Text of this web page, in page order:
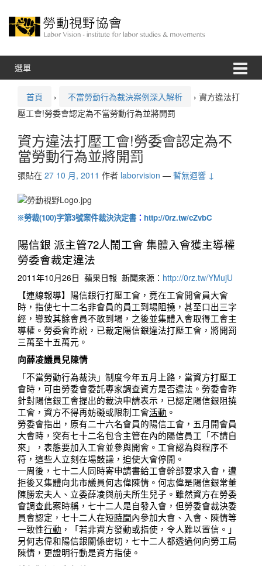
選單
首頁 › 不當勞動行為裁決案例深入解析 › 資方違法打
壓工會!勞委會認定為不當勞動行為並將開罰
資方違法打壓工會!勞委會認定為不
當勞動行為並將開罰
張貼在 27 10 月, 2011 作者 laborvision — 暫無迴響 ↓
※勞裁(100)字第3號案件裁決決定書 ： http://0rz.tw/cZvbC
陽信銀 派主管72人鬧工會 集體入會獲主導權
勞委會裁定違法
2011年10月26日 蘋果日報 新聞來源： http://0rz.tw/YMujU
【連線報導】陽信銀行打壓工會，竟在工會開會員大會
時，指使七十二名非會員的員工到場阻撓，甚至口出三字
經，導致其餘會員不敢到場，之後並集體入會取得工會主
導權。勞委會昨說，已裁定陽信銀違法打壓工會，將開罰
三萬至十五萬元。
向薛凌議員兒陳情
「不當勞動行為裁決」制度今年五月上路，當資方打壓工
會時，可由勞委會委託專家調查資方是否違法。勞委會昨
針對陽信銀工會提出的裁決申請表示，已認定陽信銀阻撓
工會，資方不得再妨礙或限制工會活動 。
勞委會指出，原有二十六名會員的陽信工會，五月開會員
大會時，突有七十二名包含主管在內的陽信員工「不請自
來」，表態要加入工會並參與開會。工會認為與程序不
符，這些人立刻在場鼓譟，迫使大會停開。
一周後，七十二人同時寄申請書給工會幹部要求入會，遭
拒後又集體向北市議員何志偉陳情。何志偉是陽信銀常董
陳勝宏夫人、立委薛凌與前夫所生兒子。雖然資方在勞委
會調查此案時稱，七十二人是自發入會，但勞委會裁決委
員會認定，七十二人在短時間內參加大會、入會、陳情等
一致性行動 ，「若非資方發動或指使，令人難以置信。」
另何志偉和陽信銀關係密切，七十二人都透過何向勞工局
陳情，更證明行動是資方指使。